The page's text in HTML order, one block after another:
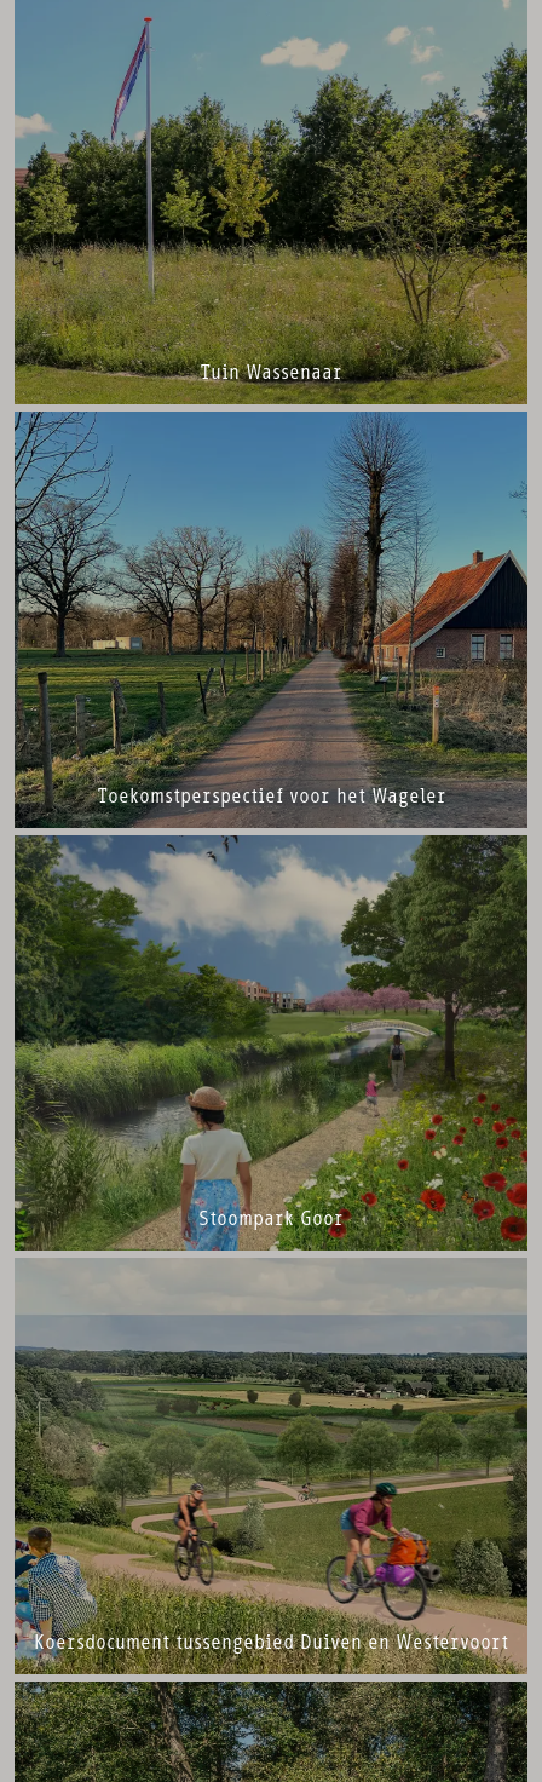
Tuin Wassenaar
Toekomstperspectief voor het Wageler
Stoompark Goor
Koersdocument tussengebied Duiven en Westervoort